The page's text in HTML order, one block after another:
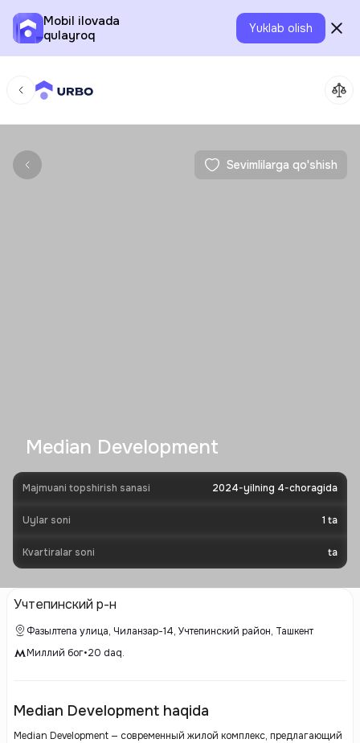
Mobil ilovada
qulayroq
Yuklab olish
Sevimlilarga qo'shish
Median Development
Majmuani topshirish sanasi 2024-yilning 4-choragida
Uylar soni 1 ta
Kvartiralar soni ta
Учтепинский р-н
Фазылтепа улица, Чиланзар-14, Учтепинский район, Ташкент
Миллий бог•20 daq.
Median Development haqida
Median Development — современный жилой комплекс, предлагающий